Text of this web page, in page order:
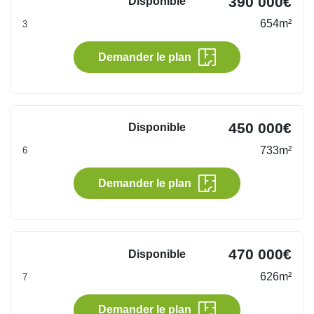
Nous proposons également une offre en VEFA.
Chaque terrain offre une vue exceptionnelle et
dominante sur le majestueux Mont Charvin, offrant
éveiller chaque matin avec le spectacle
impressionnant de la montagne et vous détendre le
soir, baigné dans le calme apaisant de cet
environnement unique avec une vue à couper le
hameau. C'est une invitation à vivre au sommet,
dans le luxe de la tranquillité naturelle, avec le
3 654m²
Demander le plan
Disponible 450 000€
6 733m²
Demander le plan
Disponible 470 000€
7 626m²
Demander le plan